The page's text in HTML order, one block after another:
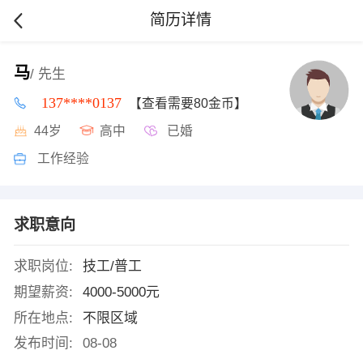
简历详情
马/ 先生
137****0137 【查看需要80金币】
44岁 高中 已婚
工作经验
求职意向
求职岗位:
技工/普工
期望薪资:
4000-5000元
所在地点:
不限区域
发布时间:
08-08